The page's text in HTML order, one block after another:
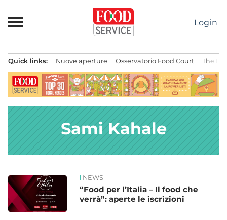
al
contenuto
Login
principale
Quick links: Nuove aperture Osservatorio Food Court The
Sami Kahale
News NEWS
“Food per l’Italia – Il food che
verrà”: aperte le iscrizioni